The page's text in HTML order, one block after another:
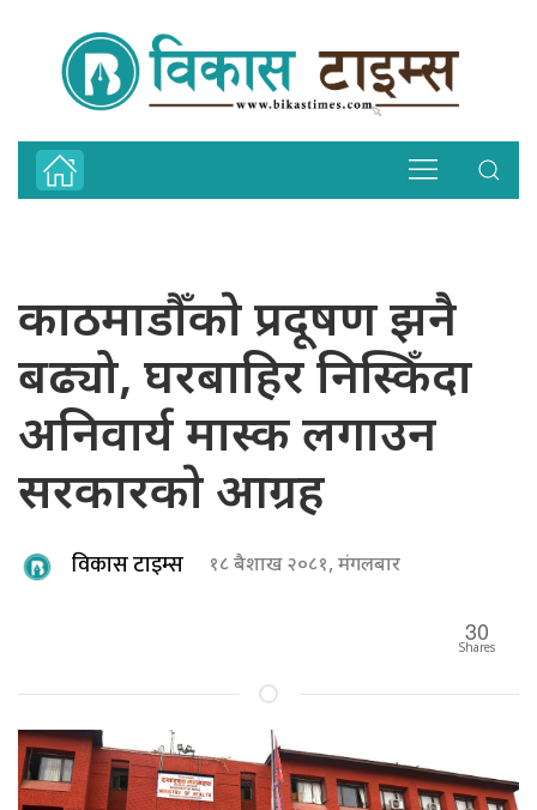
काठमाडौँकाे प्रदूषण झनै
बढ्यो, घरबाहिर निस्किँदा
अनिवार्य मास्क लगाउन
सरकारकाे आग्रह
विकास टाइम्स १८ बैशाख २०८१, मंगलबार
30
Shares